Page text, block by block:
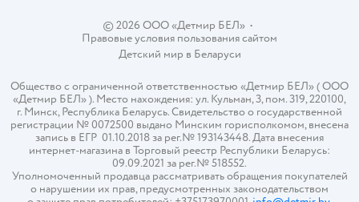
© 2026 ООО «Детмир БЕЛ»•
Правовые условия пользования сайтом
Детский мир в Беларуси
Общество с ограниченной ответственностью «Детмир БЕЛ» ( ООО
«Детмир БЕЛ» ). Место нахождения: ул. Кульман, 3, пом. 319, 220100,
г. Минск, Республика Беларусь. Свидетельство о государственной
регистрации № 0072500 выдано Минским горисполкомом, внесена
запись в ЕГР 01.10.2018 за рег.№ 193143448. Дата внесения
интернет-магазина в Торговый реестр Республики Беларусь:
09.09.2021 за рег.№ 518552.
Уполномоченный продавца рассматривать обращения покупателей
о нарушении их прав, предусмотренных законодательством